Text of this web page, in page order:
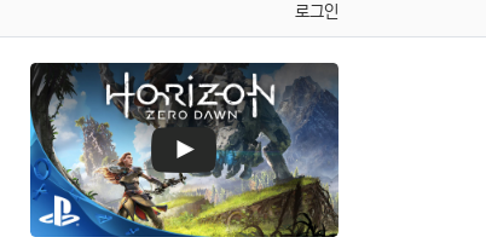
로그인